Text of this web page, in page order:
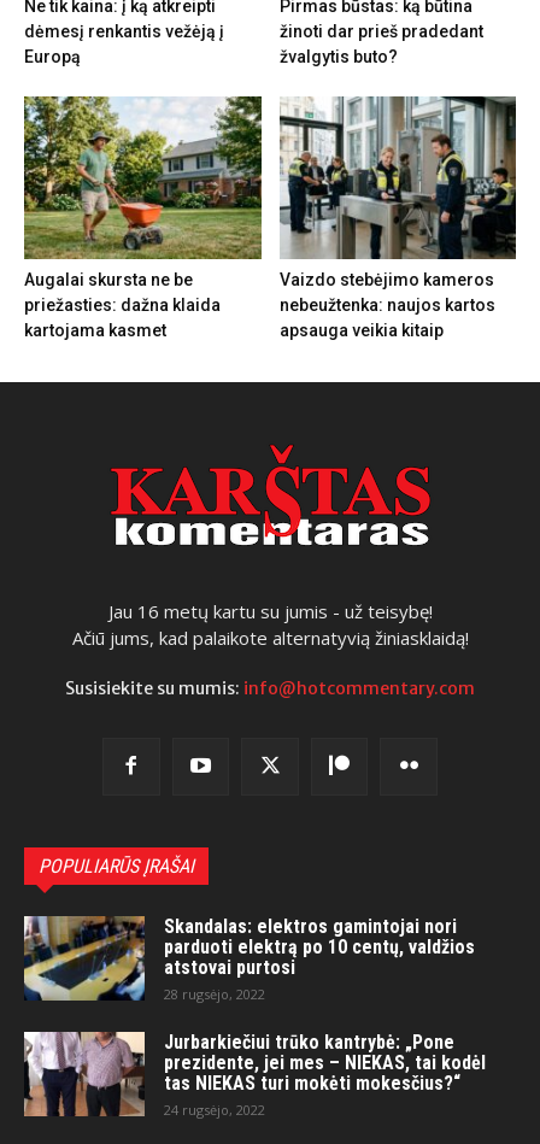
Ne tik kaina: į ką atkreipti
dėmesį renkantis vežėją į
Europą
Pirmas būstas: ką būtina
žinoti dar prieš pradedant
žvalgytis buto?
Augalai skursta ne be
priežasties: dažna klaida
kartojama kasmet
Vaizdo stebėjimo kameros
nebeužtenka: naujos kartos
apsauga veikia kitaip
Jau 16 metų kartu su jumis - už teisybę!
Ačiū jums, kad palaikote alternatyvią žiniasklaidą!
Susisiekite su mumis: info@hotcommentary.com
POPULIARŪS ĮRAŠAI
Skandalas: elektros gamintojai nori
parduoti elektrą po 10 centų, valdžios
atstovai purtosi
28 rugsėjo, 2022
Jurbarkiečiui trūko kantrybė: „Pone
prezidente, jei mes – NIEKAS, tai kodėl
tas NIEKAS turi mokėti mokesčius?“
24 rugsėjo, 2022